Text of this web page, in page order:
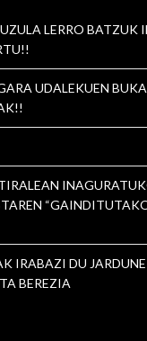
LERRO BATZUK
UDALEKUEN
IRABAZI DU
BEREZIA